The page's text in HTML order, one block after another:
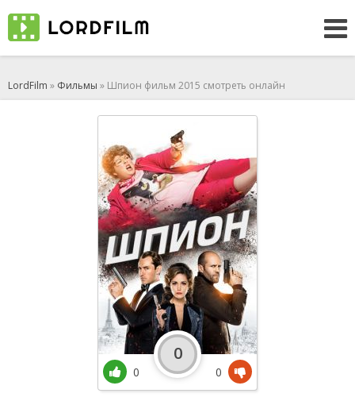
LordFilm » Фильмы » Шпион фильм 2015 смотреть онлайн
0
0
0